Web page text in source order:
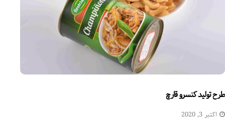
طرح تولید کنسرو قارچ
اکتبر 3, 2020